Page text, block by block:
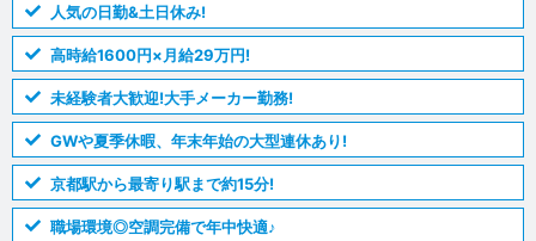
人気の日勤&土日休み!
高時給1600円×月給29万円!
未経験者大歓迎!大手メーカー勤務!
GWや夏季休暇、年末年始の大型連休あり!
京都駅から最寄り駅まで約15分!
職場環境◎空調完備で年中快適♪